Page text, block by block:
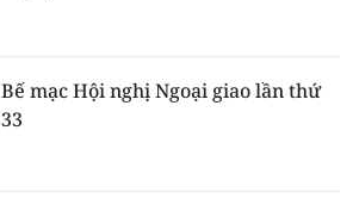
Bế mạc Hội nghị Ngoại giao lần thứ
33